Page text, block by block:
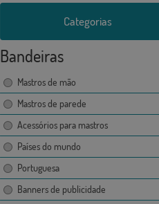
Categorias
Bandeiras
Mastros de mão
Mastros de parede
Acessórios para mastros
Países do mundo
Portuguesa
Banners de publicidade